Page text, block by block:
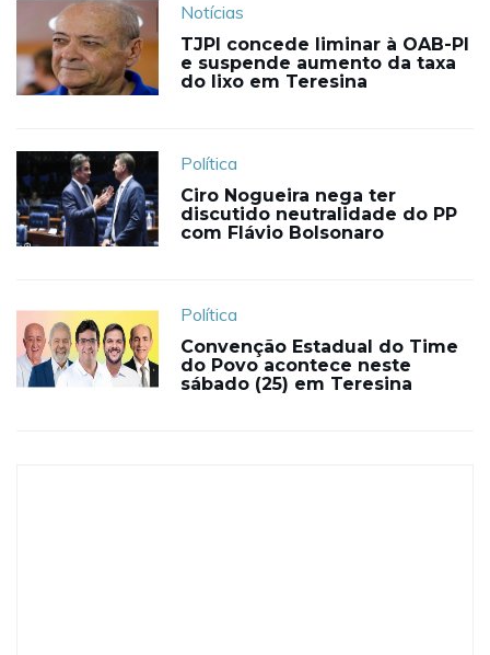
Notícias
TJPI concede liminar à OAB-PI
e suspende aumento da taxa
do lixo em Teresina
Política
Ciro Nogueira nega ter
discutido neutralidade do PP
com Flávio Bolsonaro
Política
Convenção Estadual do Time
do Povo acontece neste
sábado (25) em Teresina